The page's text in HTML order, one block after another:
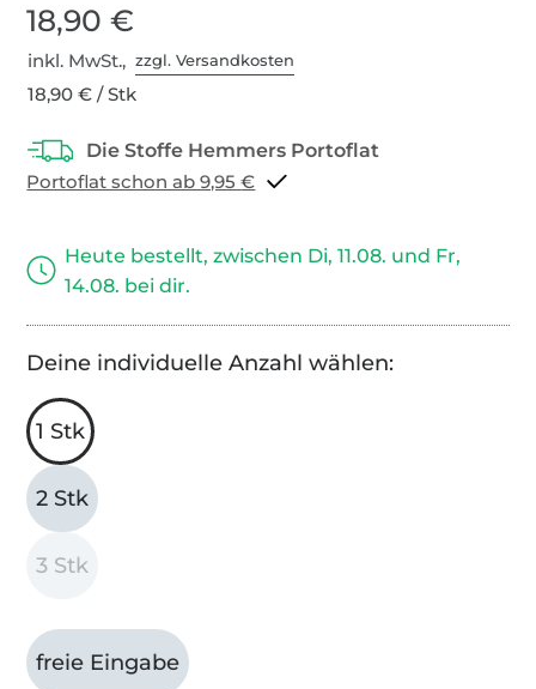
18,90 €
inkl. MwSt.,zzgl. Versandkosten
18,90 € / Stk
Portoflat schon ab 9,95 €
Heute bestellt, zwischen Di, 11.08. und Fr,
14.08. bei dir.
Deine individuelle Anzahl wählen:
1 Stk
2 Stk
3 Stk
freie Eingabe